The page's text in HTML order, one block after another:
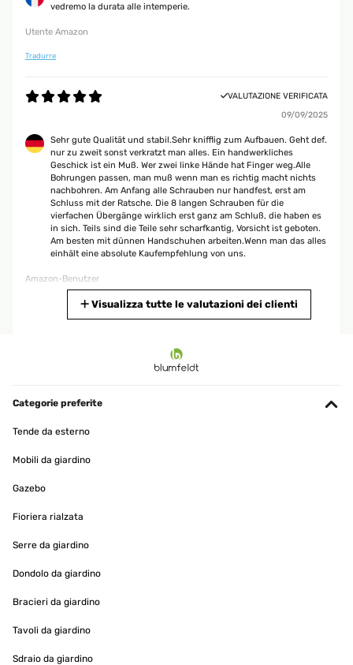
vedremo la durata alle intemperie.
Utente Amazon
Tradurre
VALUTAZIONE VERIFICATA
09/09/2025
Sehr gute Qualität und stabil.Sehr knifflig zum Aufbauen. Geht def.
nur zu zweit sonst verkratzt man alles. Ein handwerkliches
Geschick ist ein Muß. Wer zwei linke Hände hat Finger weg.Alle
Bohrungen passen, man muß wenn man es richtig macht nichts
nachbohren. Am Anfang alle Schrauben nur handfest, erst am
Schluss mit der Ratsche. Die 8 langen Schrauben für die
vierfachen Übergänge wirklich erst ganz am Schluß, die haben es
in sich. Teils sind die Teile sehr scharfkantig, Vorsicht ist geboten.
Am besten mit dünnen Handschuhen arbeiten.Wenn man das alles
einhält eine absolute Kaufempfehlung von uns.
Amazon-Benutzer
alleine aufzubauen - wenn man es verschieben will, den Platz
nochmal korrigieren, ist man allerdings besser zu zweit.Ich habe
scharfe Kanten) einen Kunststoffschoner angebracht. Dann habe
hatte diese Jahr schon toll Ernte. Macht viel Spass!
Amazon-Benutzer
Tradurre
Sehr schönes Hochbeet und eine tolle Farbe grün
Amazon-Benutzer
Tradurre
Visualizza tutte le valutazioni dei clienti
Categorie preferite
Tende da esterno
Mobili da giardino
Gazebo
Fioriera rialzata
Serre da giardino
Dondolo da giardino
Bracieri da giardino
Tavoli da giardino
Sdraio da giardino